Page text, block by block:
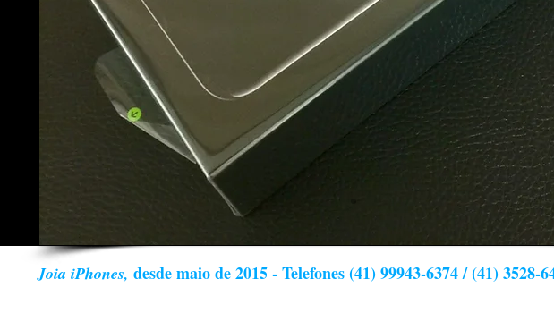
Joia iPhones, desde maio de 2015 - Telefones (41) 99943-6374 / (41) 3528-